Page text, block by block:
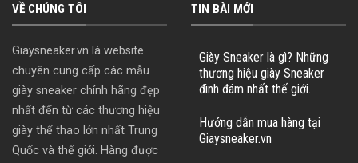
VỀ CHÚNG TÔI
Giaysneaker.vn là website
chuyên cung cấp các mẫu
giày sneaker chính hãng đẹp
nhất đến từ các thương hiệu
giày thể thao lớn nhất Trung
Quốc và thế giới. Hàng được
TIN BÀI MỚI
Giày Sneaker là gì? Những
thương hiệu giày Sneaker
đình đám nhất thế giới.
Hướng dẫn mua hàng tại
Giaysneaker.vn